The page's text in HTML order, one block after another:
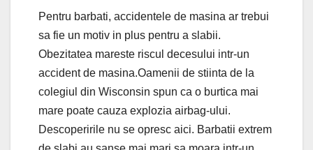
Pentru barbati, accidentele de masina ar trebui
sa fie un motiv in plus pentru a slabii.
Obezitatea mareste riscul decesului intr-un
accident de masina.Oamenii de stiinta de la
colegiul din Wisconsin spun ca o burtica mai
mare poate cauza explozia airbag-ului.
Descoperirile nu se opresc aici. Barbatii extrem